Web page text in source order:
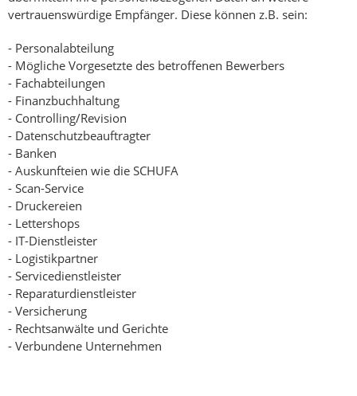
vertrauenswürdige Empfänger. Diese können z.B. sein:
- Personalabteilung
- Mögliche Vorgesetzte des betroffenen Bewerbers
- Fachabteilungen
- Finanzbuchhaltung
- Controlling/Revision
- Datenschutzbeauftragter
- Banken
- Auskunfteien wie die SCHUFA
- Scan-Service
- Druckereien
- Lettershops
- IT-Dienstleister
- Logistikpartner
- Servicedienstleister
- Reparaturdienstleister
- Versicherung
- Rechtsanwälte und Gerichte
- Verbundene Unternehmen